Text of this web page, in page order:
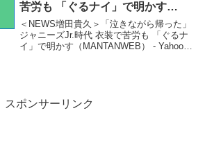
苦労も 「ぐるナイ」で明かす
（MANTANWEB） – Yahoo!ニュ
ース – Yahoo!ニュース
＜NEWS増田貴久＞「泣きながら帰った」
ジャニーズJr.時代 衣装で苦労も 「ぐるナ
イ」で明かす（MANTANWEB） - Yahoo!
スポンサーリンク